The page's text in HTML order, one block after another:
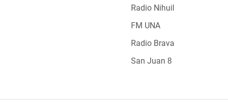
Radio Nihuil
FM UNA
Radio Brava
San Juan 8